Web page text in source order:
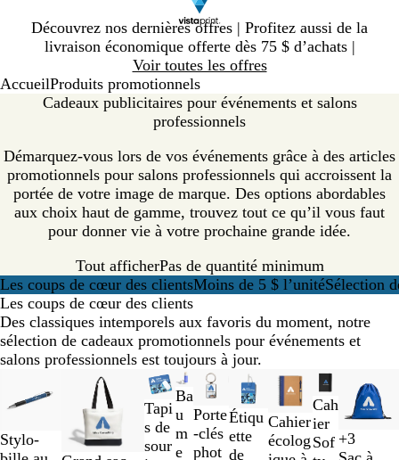
Découvrez nos dernières offres | Profitez aussi de la
livraison économique offerte dès 75 $ d’achats |
Voir toutes les offres
Diapositive
1
AccueilProduits promotionnels
Cadeaux publicitaires pour événements et salons
professionnels
Démarquez-vous lors de vos événements grâce à des articles
promotionnels pour salons professionnels qui accroissent la
portée de votre image de marque. Des options abordables
aux choix haut de gamme, trouvez tout ce qu’il vous faut
pour donner vie à votre prochaine grande idée.
Tout afficherPas de quantité minimum
Les coups de cœur des clientsMoins de 5 $ l’unitéSélection
Les coups de cœur des clients
Des classiques intemporels aux favoris du moment, notre
sélection de cadeaux promotionnels pour événements et
salons professionnels est toujours à jour.
Stylo-
Nouvelles options
Tapi
s de
sour
Nouvelles options
Ba
u
m
e
Nouvelles options
Porte
-clés
phot
Étiqu
ette
de
R
o
B
l
V
e
N
o
Cahier
écolog
Nouveau
N
o
i
R
o
u
G
r
i
B
l
e
Cah
ier
Sof N
B
O
R
+3
2
sur